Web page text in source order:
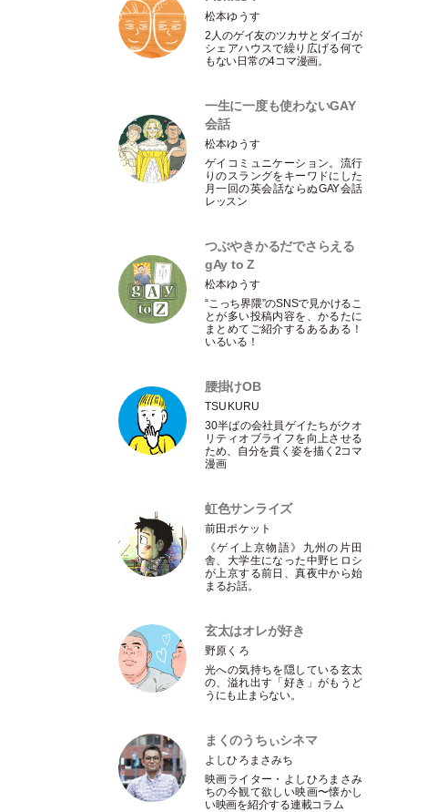
松本ゆうす
2人のゲイ友のツカサとダイゴが
シェアハウスで繰り広げる何で
もない日常の4コマ漫画。
一生に一度も使わないGAY
会話
松本ゆうす
ゲイコミュニケーション。流行
りのスラングをキーワドにした
月一回の英会話ならぬGAY会話
レッスン
つぶやきかるだでさらえる
gAy to Z
松本ゆうす
“こっち界隈”のSNSで見かけるこ
とが多い投稿内容を、かるたに
まとめてご紹介するあるある！
いるいる！
腰掛けOB
TSUKURU
30半ばの会社員ゲイたちがクオ
リティオブライフを向上させる
ため、自分を貫く姿を描く2コマ
漫画
虹色サンライズ
前田ポケット
《ゲイ上京物語》九州の片田
舎、大学生になった中野ヒロシ
が上京する前日、真夜中から始
まるお話。
玄太はオレが好き
野原くろ
光への気持ちを隠している玄太
の、溢れ出す 「好き 」がもうど
うにも止まらない。
まくのうちぃシネマ
よしひろまさみち
映画ライター ・ よしひろまさみ
ちの今観て欲しい映画〜懐かし
い映画を紹介する連載コラム